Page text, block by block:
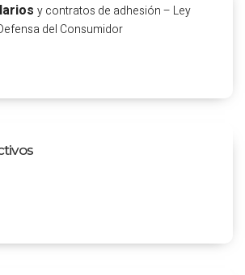
y contratos de adhesión – Ley
del Consumidor